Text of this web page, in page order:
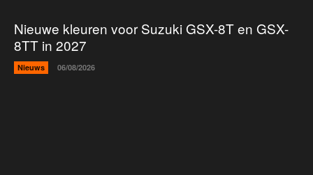
Nieuwe kleuren voor Suzuki GSX-8T en GSX-
8TT in 2027
Nieuws 06/08/2026